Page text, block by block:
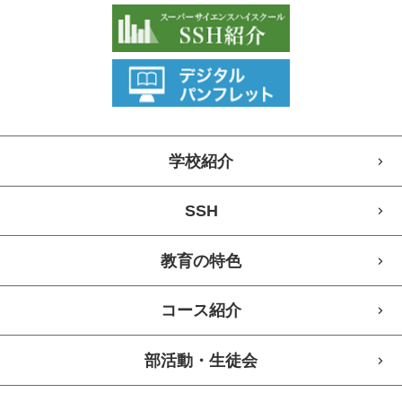
学校紹介
SSH
教育の特色
コース紹介
部活動・生徒会